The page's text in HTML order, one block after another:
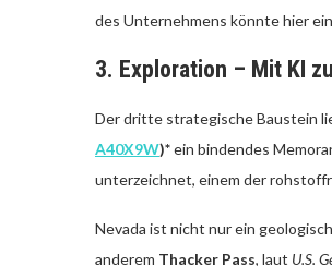
des Unternehmens könnte hier
3. Exploration – Mit KI
Der dritte strategische Baustein
A40X9W)*ein bindendes
unterzeichnet, einem der
Nevada ist nicht nur ein
anderem Thacker Pass, laut U.S.